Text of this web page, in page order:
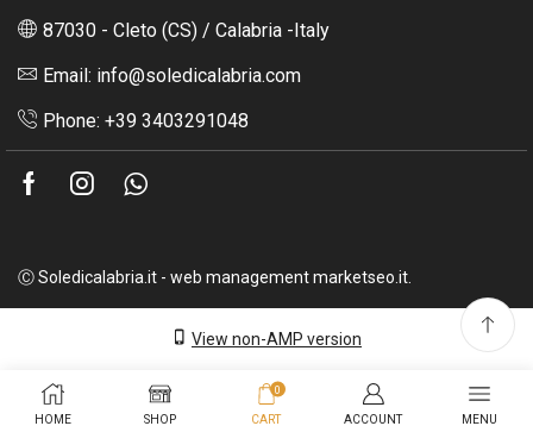
87030 - Cleto (CS) / Calabria -Italy
Email: info@soledicalabria.com
Phone: +39 3403291048
FacebookInstagram
Ⓒ Soledicalabria.it - web management marketseo.it.
View non-AMP version
HOME SHOP
0
CART ACCOUNT MENU